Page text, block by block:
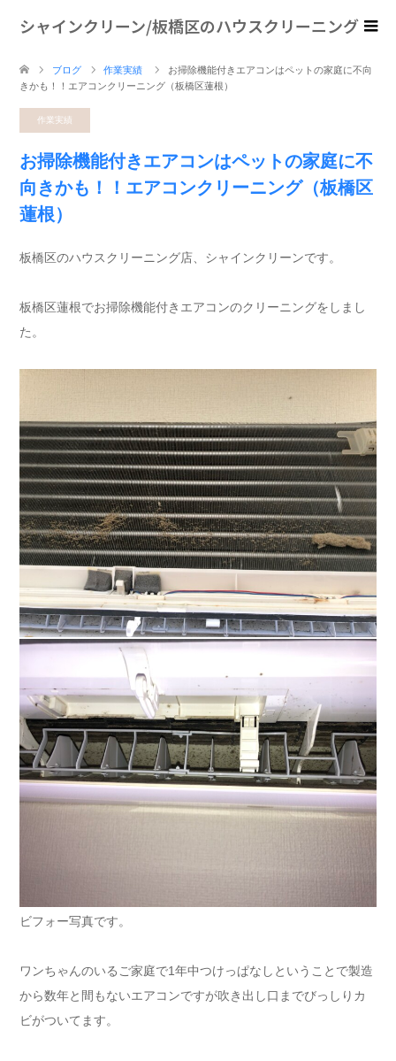
シャインクリーン/板橋区のハウスクリーニング
ブログ 作業実績
お掃除機能付きエアコンはペットの家庭に不向
きかも！！エアコンクリーニング（板橋区蓮根）
作業実績
お掃除機能付きエアコンはペットの家庭に不
向きかも！！エアコンクリーニング（板橋区
蓮根）
板橋区のハウスクリーニング店、シャインクリーンです。
板橋区蓮根でお掃除機能付きエアコンのクリーニングをしまし
た。
ビフォー写真です。
ワンちゃんのいるご家庭で1年中つけっぱなしということで製造
から数年と間もないエアコンですが吹き出し口までびっしりカ
ビがついてます。